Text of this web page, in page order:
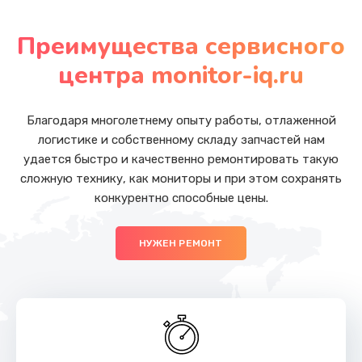
Заказать
от 660 руб.
Заказать
Замена оперативной памяти
Заказать
Заказать
Преимущества сервисного
центра monitor-iq.ru
Благодаря многолетнему опыту работы, отлаженной
логистике и собственному складу запчастей нам
удается быстро и качественно ремонтировать такую
сложную технику, как мониторы и при этом сохранять
конкурентно способные цены.
НУЖЕН РЕМОНТ